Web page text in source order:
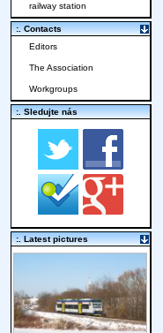
railway station
:. Contacts
Editors
The Association
Workgroups
:. Sledujte nás
:. Latest pictures